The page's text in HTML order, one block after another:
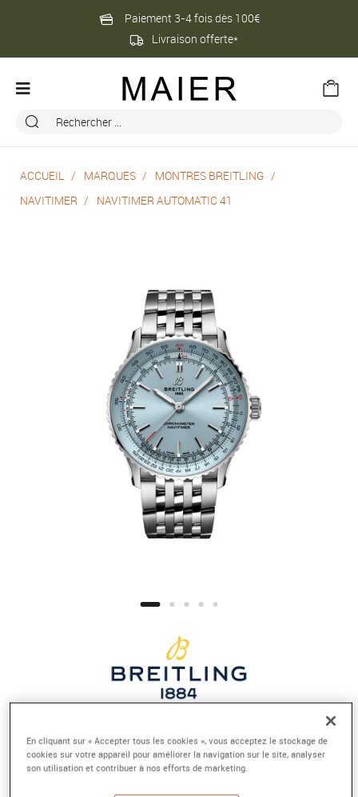
Paiement 3-4 fois dès 100€
Livraison offerte*
ACCUEIL MARQUES
MONTRES BREITLING
NAVITIMER
NAVITIMER AUTOMATIC 41
NAVITIMER AUTOMATIC 41
Acier inoxydable, bleu
En cliquant sur « Accepter tous les cookies », vous acceptez le stockage de
cookies sur votre appareil pour améliorer la navigation sur le site, analyser
son utilisation et contribuer à nos efforts de marketing.